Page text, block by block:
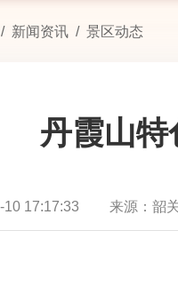
/ 新闻资讯 / 景区动态
丹霞山
10 17:17:33 来源： 韶